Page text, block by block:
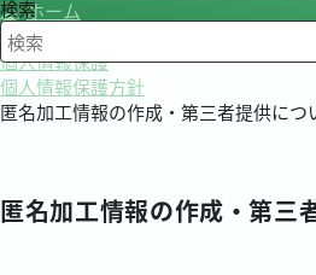
検索
検索キーワード入力
ホーム
サステナビリティ
個人情報保護
個人情報保護方針
匿名加工情報の作成・第三者提供につ
匿名加工情報の作成・第三